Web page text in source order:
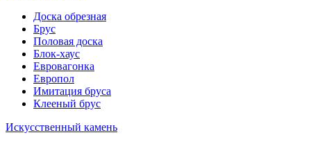
Доска обрезная
Брус
Половая доска
Блок-хаус
Евровагонка
Европол
Имитация бруса
Клееный брус
Искусственный камень